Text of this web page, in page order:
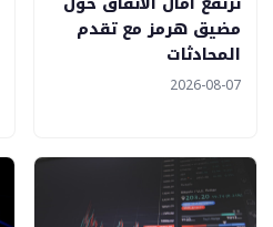
مضيق هرمز مع تقدم
المحادثات
2026-08-07